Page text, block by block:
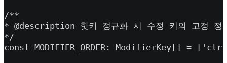
/**
* @description 핫키 정규화 시 수정 키의 고정 정
*/
const MODIFIER_ORDER: